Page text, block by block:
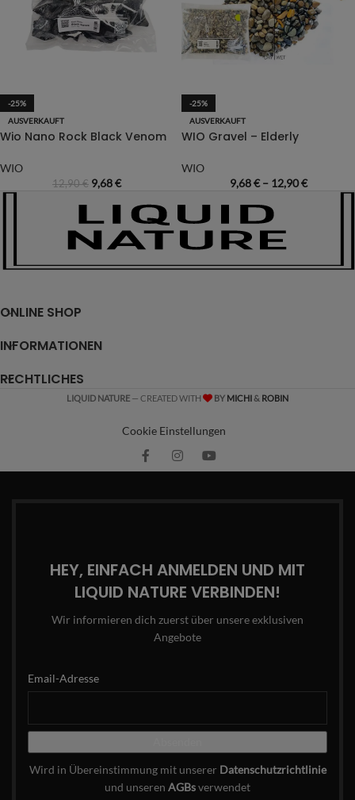
-25%
AUSVERKAUFT
Wio Nano Rock Black Venom
WIO
12,90€ 9,68€
-25%
AUSVERKAUFT
WIO Gravel – Elderly
WIO
9,68€– 12,90€
ONLINE SHOP
INFORMATIONEN
RECHTLICHES
LIQUID NATURE — CREATED WITH BY MICHI& ROBIN
Cookie Einstellungen
HEY, EINFACH ANMELDEN UND MIT
LIQUID NATURE VERBINDEN!
Wir informieren dich zuerst über unsere exklusiven
Angebote
Email-Adresse
Wird in Übereinstimmung mit unserer Datenschutzrichtlinie
und unseren AGBsverwendet